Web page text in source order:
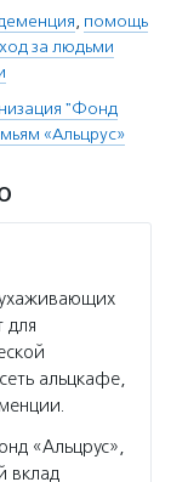
, помощь
за людьми
"Фонд
«Альцрус»
для
альцкафе,
«Альцрус»,
вклад